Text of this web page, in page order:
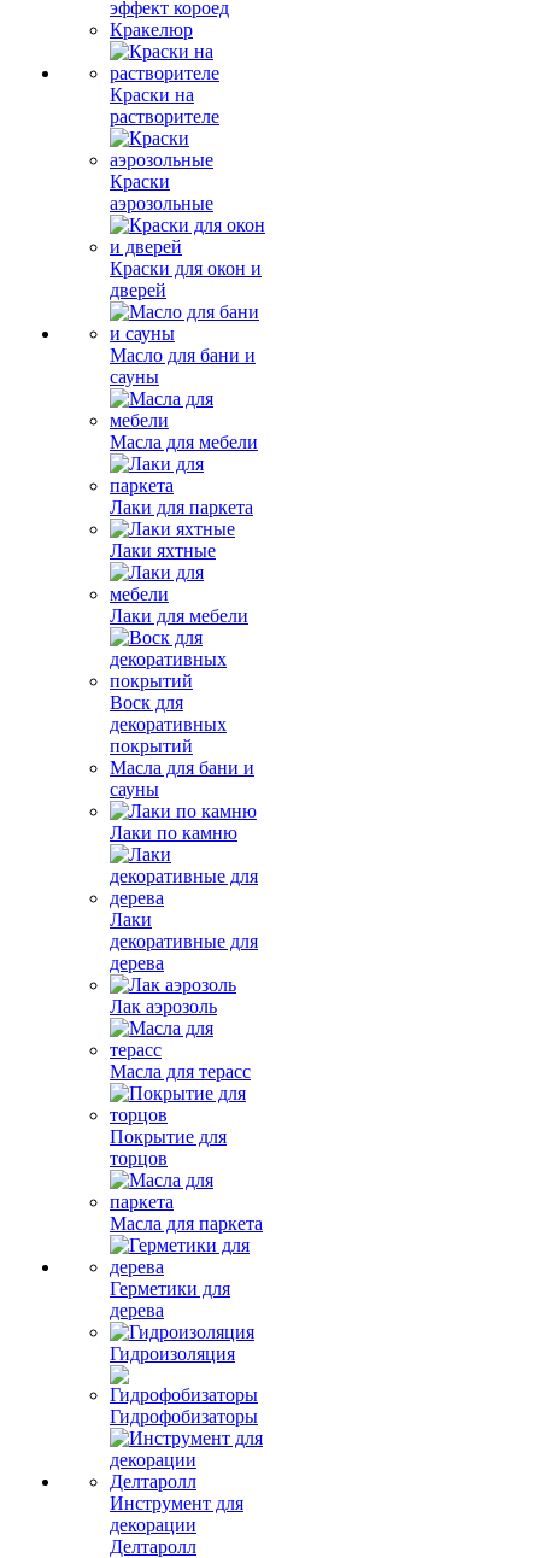
эффект короед
Кракелюр
Краски на
растворителе
Краски
аэрозольные
Краски для окон и
дверей
Масло для бани и
сауны
Масла для мебели
Лаки для паркета
Лаки яхтные
Лаки для мебели
Воск для
декоративных
покрытий
Масла для бани и
сауны
Лаки по камню
Лаки
декоративные для
дерева
Лак аэрозоль
Масла для терасс
Покрытие для
торцов
Масла для паркета
Герметики для
дерева
Гидроизоляция
Гидрофобизаторы
Инструмент для
декорации
Делтаролл